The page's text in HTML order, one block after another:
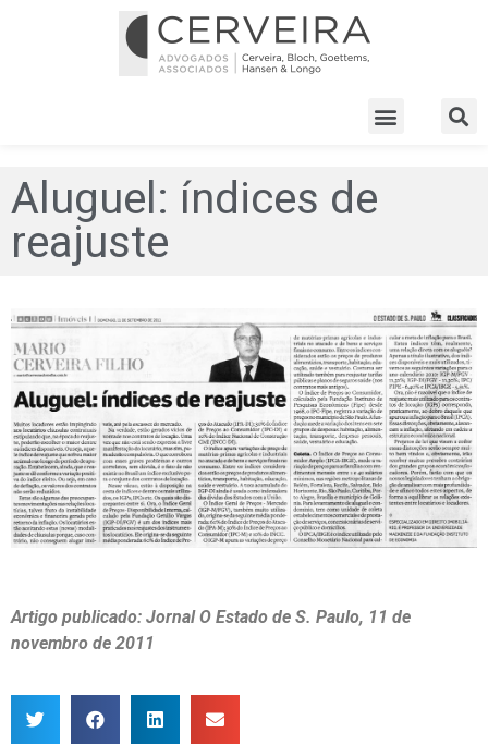
Aluguel: índices de
reajuste
Artigo publicado: Jornal O Estado de S. Paulo, 11 de
novembro de 2011